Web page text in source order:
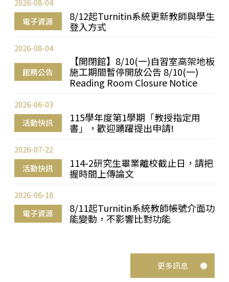
電子資源
8/12起Turnitin系統更新教師與學生
登入方式
2026-08-04
館務公告
【開閉館】8/10(一)自習室高架地板
施工期間暫停開放公告 8/10(一)
Reading Room Closure Notice
2026-08-04
活動快訊
115學年度第1學期「教授指定用
書」，歡迎踴躍提出申請!
2026-06-03
活動快訊
114-2研究生畢業離校截止日，請把
握時間上傳論文
2026-07-22
電子資源
8/11起Turnitin系統教師帳號介面功
能變動，不影響比對功能
2026-06-18
更多訊息